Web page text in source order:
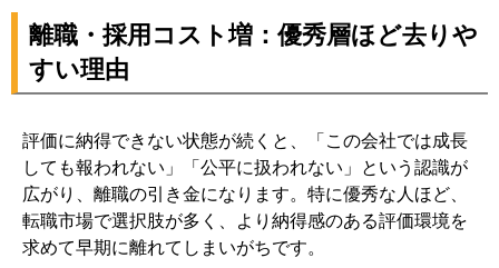
5-4. 評価誤差（ハロー効果など）を前提に、運用で補正
する考え方
で“納得感”を作る
6-1. 期初：目標と役割の合意（上司→部下ではなく「部
下から話す」工夫）
6-2. 期中：進捗確認と支援（行動記録・事実ベースで会
話する）
離職・採用コスト増：優秀層ほど去りや
すい理由
評価に納得できない状態が続くと、「この会社では成長
しても報われない」「公平に扱われない」という認識が
広がり、離職の引き金になります。特に優秀な人ほど、
転職市場で選択肢が多く、より納得感のある評価環境を
求めて早期に離れてしまいがちです。